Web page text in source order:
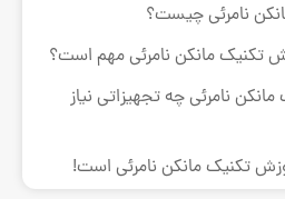
نامرئی چیست؟
تکنیک مانکن نامرئی مهم است؟
نامرئی چه تجهیزاتی نیاز
تکنیک مانکن نامرئی است!